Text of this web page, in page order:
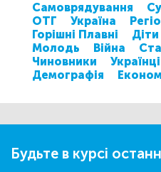
Самоврядування
ОТГ
Україна
Горішні Плавні
Діти
Молодь
Війна
Чиновники
Українці
Демографія
Будьте в курсі